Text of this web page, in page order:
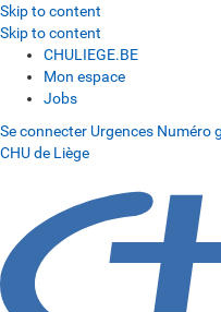
Skip to content
Skip to content
CHULIEGE.BE
Mon espace
Jobs
Se connecter Urgences Numéro
CHU de Liège